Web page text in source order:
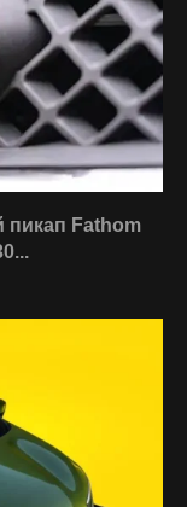
пикап Fathom